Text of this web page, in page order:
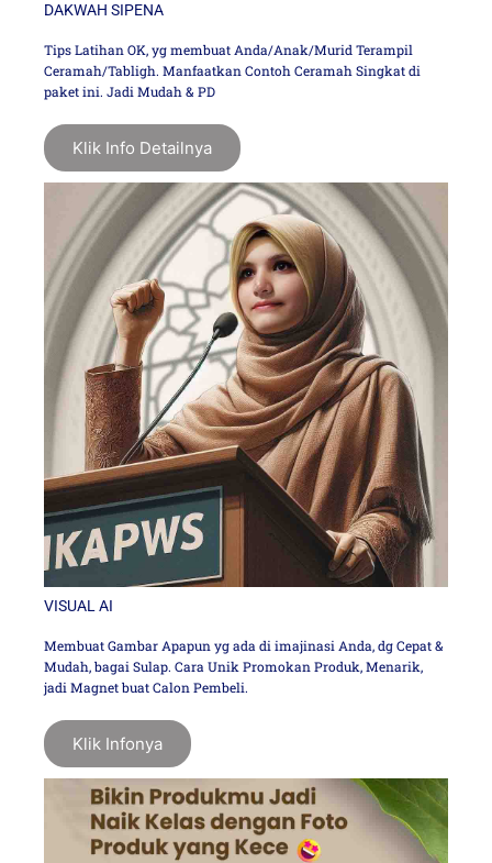
DAKWAH SIPENA
Tips Latihan OK, yg membuat Anda/Anak/Murid Terampil
Ceramah/Tabligh. Manfaatkan Contoh Ceramah Singkat di
paket ini. Jadi Mudah & PD
Klik Info Detailnya
VISUAL AI
Membuat Gambar Apapun yg ada di imajinasi Anda, dg Cepat &
Mudah, bagai Sulap. Cara Unik Promokan Produk, Menarik,
jadi Magnet buat Calon Pembeli.
Klik Infonya